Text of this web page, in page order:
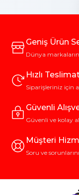
Geniş Ürün
Dünya
Hızlı
Siparişleriniz için
Güvenli
Güvenli ve kolay
Müşteri
Soru ve